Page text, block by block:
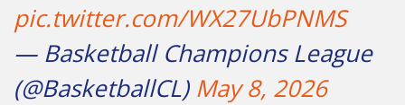
pic.twitter.com/WX27UbPNMS
— Basketball Champions League
(@BasketballCL) May 8, 2026